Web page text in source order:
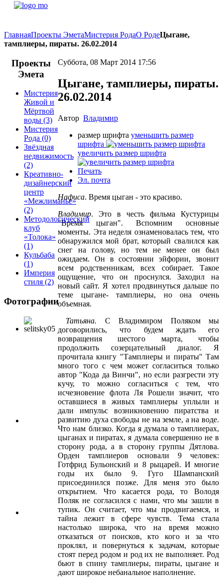
ГлавнаяПроекты ЭметаМистерия РодаО РодеЦыгане,
тамплиеры, пираты. 26.02.2014
Суббота, 08 Март 2014 17:56
Цыгане, тамплиеры, пираты.
26.02.2014
Автор Владимир
размер шрифта уменьшить размер
шрифта
увеличить размер шрифта
Печать
Эл. почта
Нафиса. Время цыган - это красиво.
Владимир. Это в честь фильма Кустурицы
"Время цыган". Вспомним основные
моменты. Эта неделя ознаменовалась тем, что
обнаружился мой брат, который свалился как
снег на голову, но тем не менее он был
ожидаем. Он в состоянии эйфории, звонит
всем родственникам, всех собирает. Такое
ощущение, что он проснулся. Заходил на
новый сайт. Я хотел продвинуться дальше по
теме цыгане- тамплиеры, но она очень
объемная.
Татьяна. С Владимиром Поляком мы
договорились, что будем ждать его
возвращения шестого марта, чтобы
продолжить созерцательный диалог. Я
прочитала книгу "Тамплиеры и пираты" Там
много того с чем может согласиться только
автор "Кода да Винчи", но если разгрести эту
кучу, то можно согласиться с тем, что
исчезновение флота Ля Рошели значит, что
оставшиеся в живых тамплиеры уплыли и
дали импульс возникновению пиратства и
развитию духа свободы не на земле, а на воде.
Что нам близко. Когда я думала о тамплиерах,
цыганах и пиратах, я думала совершенно не в
сторону рода, а в сторону группы Дятлова.
Орден тамплиеров основали 9 человек:
Готфрид Бульонский и 8 рыцарей. И многие
годы их было 9. Гуго Шампанский
присоединился позже. Для меня это было
открытием. Что касается рода, то Володя
Поляк не согласился с нами, что мы зашли в
тупик. Он считает, что мы продвигаемся, и
тайна лежит в сфере чувств. Тема стала
настолько широка, что на время можно
отказаться от поисков, кто кого и за что
проклял, и повернуться к задачам, которые
стоят перед родом и род их не выполняет. Род
бьют в спину тамплиеры, пираты, цыгане и
дают широкое небанальное наполнение.
Проекты
Эмета
Мистерия
Живой и
Мёртвой
воды (3)
Мистерия
Рода (0)
Звёздная
недвижимость
(2)
Креативно-
дизайнерский
центр
«Межлиманье»
(2)
Методологический
клуб
«Толока»
(1)
Кульбаба
(1)
Империя
стиля (2)
Фотографии